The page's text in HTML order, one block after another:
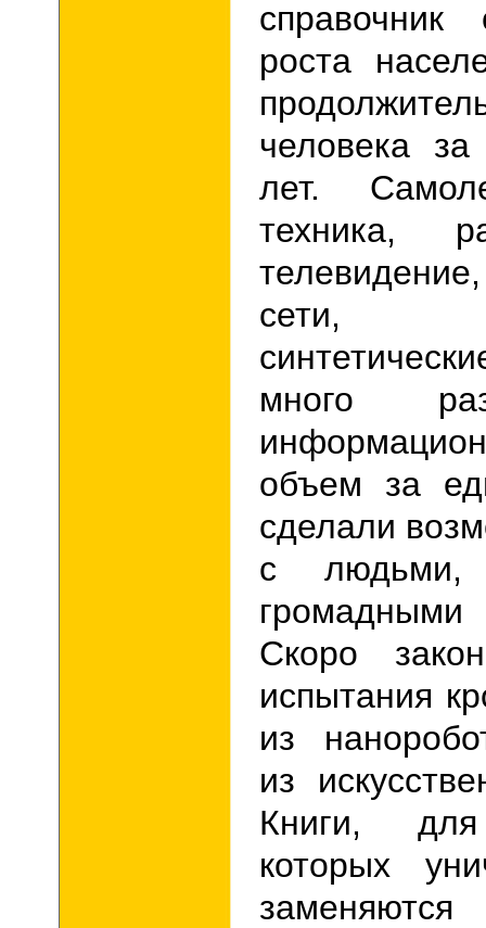
справочник
роста
человека
лет.
техника,
сети,
много
объем за
сделали
с людьми,
Скоро
испытания
из
из
Книги, для
которых
заменяются